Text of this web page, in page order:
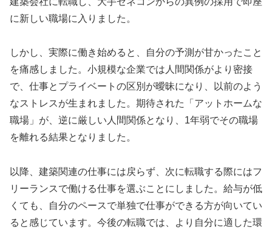
に新しい職場に入りました。
しかし、実際に働き始めると、自分の予測が甘かったこと
を痛感しました。小規模な企業では人間関係がより密接
で、仕事とプライベートの区別が曖昧になり、以前のよう
なストレスが生まれました。期待された「アットホームな
職場」が、逆に厳しい人間関係となり、1年弱でその職場
を離れる結果となりました。
以降、建築関連の仕事には戻らず、次に転職する際にはフ
リーランスで働ける仕事を選ぶことにしました。給与が低
くても、自分のペースで単独で仕事ができる方が向いてい
ると感じています。今後の転職では、より自分に適した環